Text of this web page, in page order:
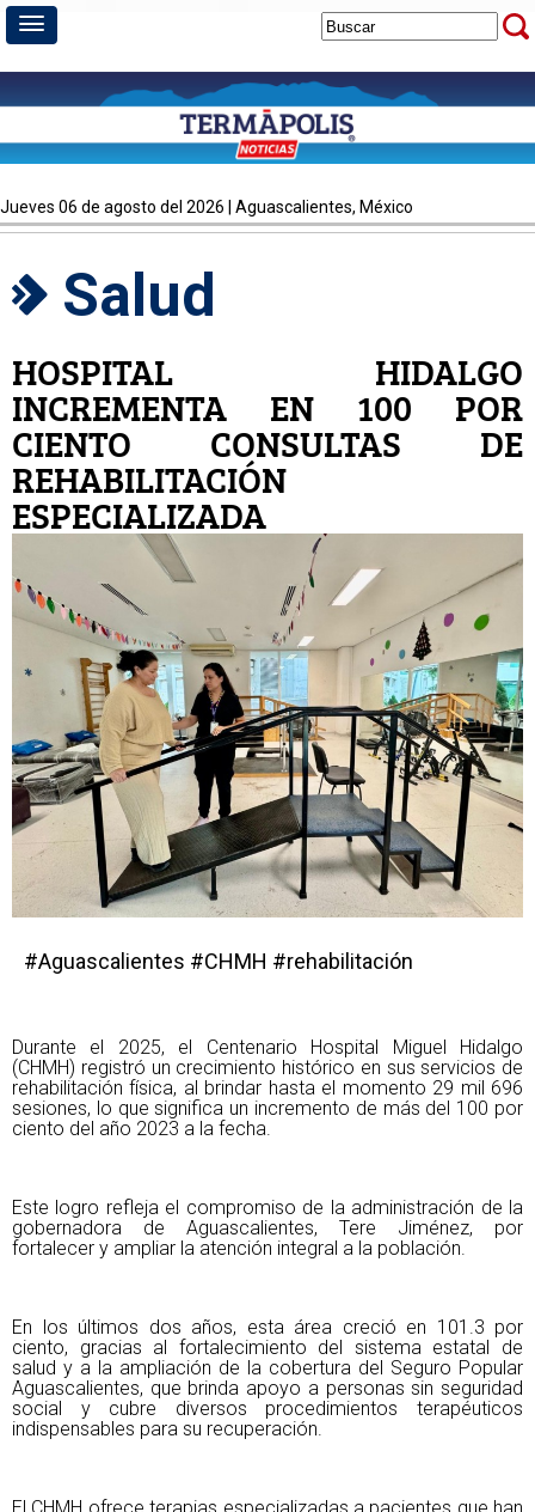
jueves 06 de agosto del 2026 | Aguascalientes, México
Salud
HOSPITAL HIDALGO
INCREMENTA EN 100 POR
CIENTO CONSULTAS DE
REHABILITACIÓN
ESPECIALIZADA
#Aguascalientes #CHMH #rehabilitación
Durante el 2025, el Centenario Hospital Miguel Hidalgo
(CHMH) registró un crecimiento histórico en sus servicios de
rehabilitación física, al brindar hasta el momento 29 mil 696
sesiones, lo que significa un incremento de más del 100 por
ciento del año 2023 a la fecha.
Este logro refleja el compromiso de la administración de la
gobernadora de Aguascalientes, Tere Jiménez, por
fortalecer y ampliar la atención integral a la población.
En los últimos dos años, esta área creció en 101.3 por
ciento, gracias al fortalecimiento del sistema estatal de
salud y a la ampliación de la cobertura del Seguro Popular
Aguascalientes, que brinda apoyo a personas sin seguridad
social y cubre diversos procedimientos terapéuticos
indispensables para su recuperación.